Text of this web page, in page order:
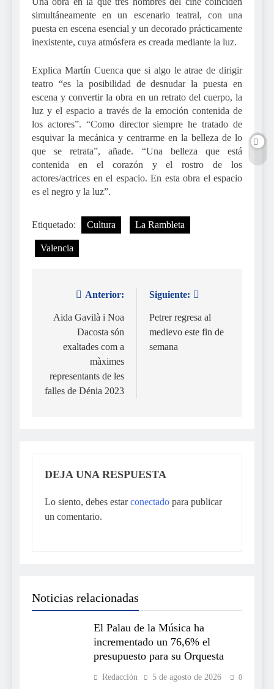
simultáneamente en un escenario teatral, con una
puesta en escena esencial y un decorado prácticamente
inexistente, cuya atmósfera es creada mediante la luz.
Explica Martín Cuenca que si algo le atrae de dirigir
teatro “es la posibilidad de desnudar la puesta en
escena y convertir la obra en un retrato del cuerpo, la
luz y el espacio a través de la emoción contenida de
los actores”. “Como director siempre he tratado de
esquivar la mecánica y centrarme en la belleza de lo
que se retrata”, añade. “Una belleza que está
contenida en el corazón y el rostro de los
actores/actrices en el espacio. En esta obra el espacio
es el negro y la luz”.
Etiquetado: Cultura La Rambleta
Valencia
Navegación
de
entradas
Anterior:
Aida Gavilà i Noa
Dacosta són
exaltades com a
màximes
representants de les
falles de Dénia 2023
Siguiente:
Petrer regresa al
medievo este fin de
semana
DEJA UNA RESPUESTA
Lo siento, debes estarconectado para publicar
un comentario.
Noticias relacionadas
El Palau de la Música ha
incrementado un 76,6% el
presupuesto para su Orquesta
Redacción 5 de agosto de 2026 0